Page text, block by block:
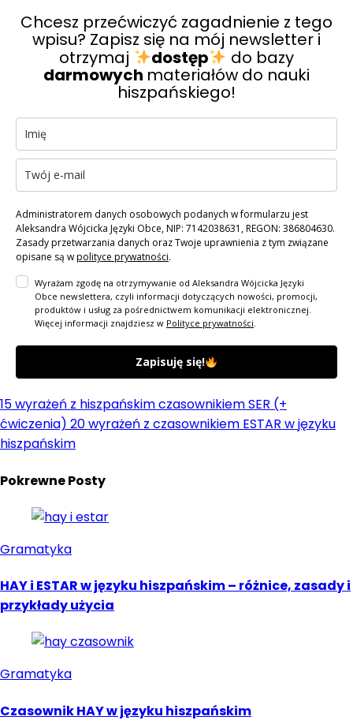
Chcesz przećwiczyć zagadnienie z tego
wpisu? Zapisz się na mój newsletter i
otrzymaj
dostęp do bazy
darmowych materiałów do nauki
hiszpańskiego!
Administratorem danych osobowych podanych w formularzu jest
Aleksandra Wójcicka Języki Obce, NIP: 7142038631, REGON: 386804630.
Zasady przetwarzania danych oraz Twoje uprawnienia z tym związane
opisane są wpolityce prywatności.
Wyrażam zgodę na otrzymywanie od Aleksandra Wójcicka Języki
Obce newslettera, czyli informacji dotyczących nowości, promocji,
produktów i usług za pośrednictwem komunikacji elektronicznej.
Więcej informacji znajdziesz w Polityce prywatności.
Zapisuję się!
15 wyrażeń z hiszpańskim czasownikiem SER (+
ćwiczenia) 20 wyrażeń z czasownikiem ESTAR w języku
hiszpańskim
Pokrewne Posty
Gramatyka
HAY i ESTAR w języku hiszpańskim – różnice, zasady i
przykłady użycia
Gramatyka
Czasownik HAY w języku hiszpańskim